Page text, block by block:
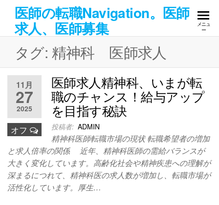
へ
医師の転職Navigation。医師
求人、医師募集
メニュ
ー
タグ: 精神科 医師求人
11月
27
2025
オフ
医師求人精神科、いまが転
職のチャンス！給与アップ
を目指す秘訣
投稿者: ADMIN
精神科医師転職市場の現状 転職希望者の増加
と求人倍率の関係 近年、精神科医師の需給バランスが
大きく変化しています。高齢化社会や精神疾患への理解が
深まるにつれて、精神科医の求人数が増加し、転職市場が
活性化しています。厚生…